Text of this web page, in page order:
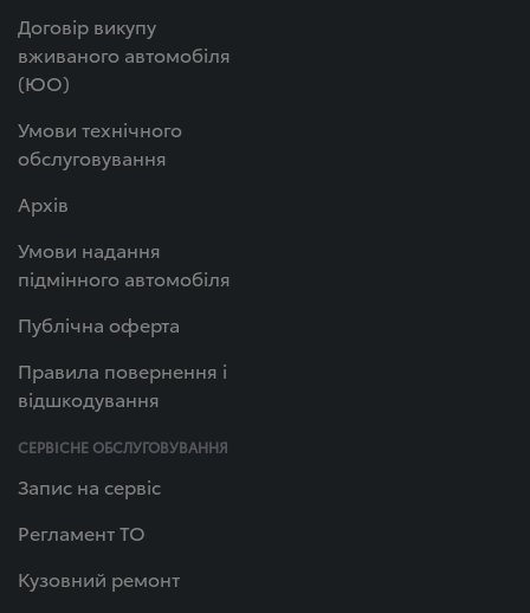
Договір викупу
вживаного автомобіля
(ЮО)
Умови технічного
обслуговування
Архів
Умови надання
підмінного автомобіля
Публічна оферта
Правила повернення і
відшкодування
СЕРВІСНЕ ОБСЛУГОВУВАННЯ
Запис на сервіс
Регламент ТО
Кузовний ремонт